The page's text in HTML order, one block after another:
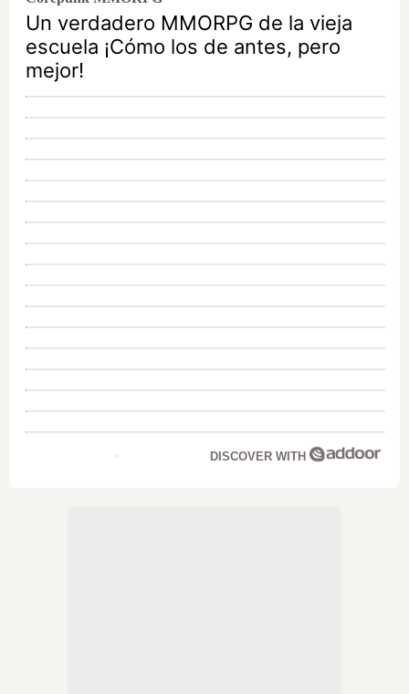
Un verdadero MMORPG de la vieja
escuela ¡Cómo los de antes, pero
mejor!
DISCOVER WITH